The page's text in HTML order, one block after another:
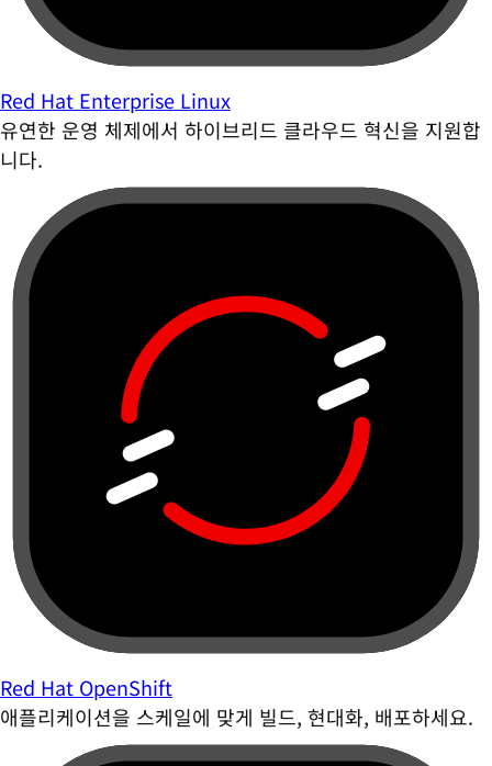
Red Hat Enterprise Linux
유연한 운영 체제에서 하이브리드 클라우드 혁신을 지원합
니다.
Red Hat OpenShift
애플리케이션을 스케일에 맞게 빌드, 현대화, 배포하세요.